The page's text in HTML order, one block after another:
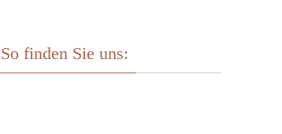
So finden Sie uns: